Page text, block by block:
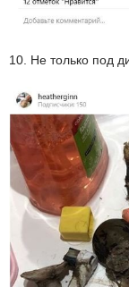
10. Не только под